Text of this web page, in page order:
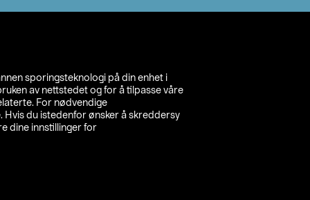
sporingsteknologi på din enhet i
av nettstedet og for å tilpasse våre
For nødvendige
Hvis du istedenfor ønsker å skreddersy
dine innstillinger for